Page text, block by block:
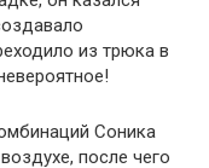
из трюка в
Соника
после чего